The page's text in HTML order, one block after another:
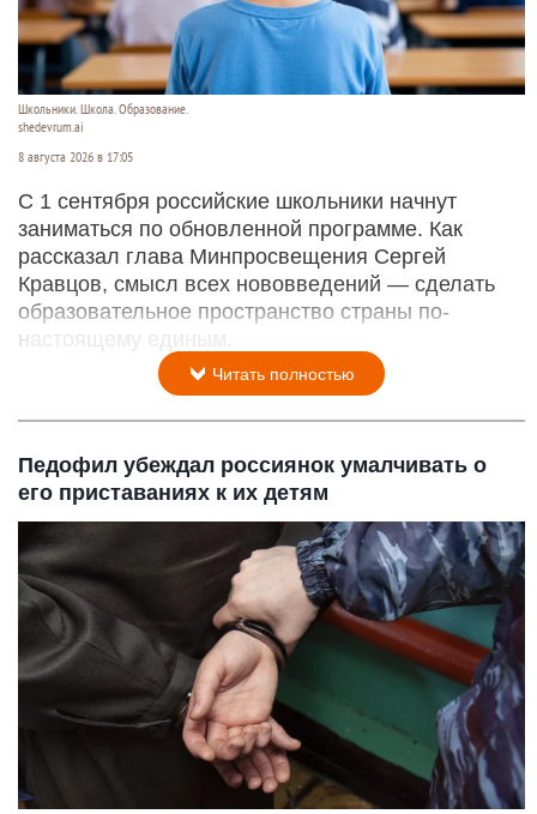
Школьники. Школа. Образование.
shedevrum.ai
8 августа 2026 в 17:05
С 1 сентября российские школьники начнут
заниматься по обновленной программе. Как
рассказал глава Минпросвещения Сергей
Кравцов, смысл всех нововведений — сделать
образовательное пространство страны по-
настоящему единым.
Читать полностью
Педофил убеждал россиянок умалчивать о
его приставаниях к их детям